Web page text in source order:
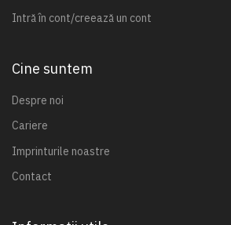
Intră în cont/creează un cont
Cine suntem
Despre noi
Cariere
Imprinturile noastre
Contact